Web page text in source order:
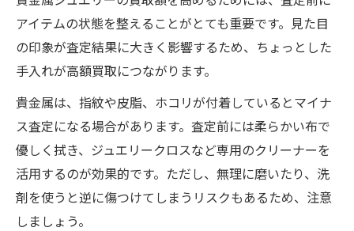
アイテムの状態を整えることがとても重要です。見た目
の印象が査定結果に大きく影響するため、ちょっとした
手入れが高額買取につながります。
貴金属は、指紋や皮脂、ホコリが付着しているとマイナ
ス査定になる場合があります。査定前には柔らかい布で
優しく拭き、ジュエリークロスなど専用のクリーナーを
活用するのが効果的です。ただし、無理に磨いたり、洗
剤を使うと逆に傷つけてしまうリスクもあるため、注意
しましょう。